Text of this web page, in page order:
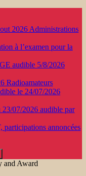
2026 Administrations
à l’examen pour la
audible 5/8/2026
Radioamateurs
le 24/07/2026
07/2026 audible par
annoncées
and Award